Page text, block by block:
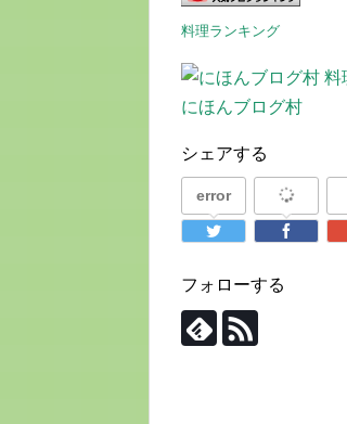
料理ランキング
にほんブログ村
シェアする
error
フォローする